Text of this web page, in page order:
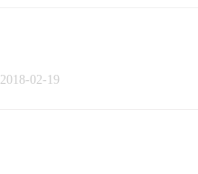
2018-02-19